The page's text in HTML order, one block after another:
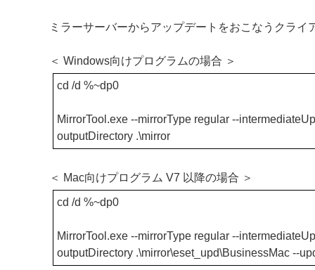
ミラーサーバーからアップデートをおこなうクラ
＜ Windows向けプログラムの場合 ＞
cd /d %~dp0
MirrorTool.exe --mirrorType regular --
outputDirectory .\mirror
＜ Mac向けプログラム V7 以降の場合 ＞
cd /d %~dp0
MirrorTool.exe --mirrorType regular --
outputDirectory .\mirror\eset_upd\BusinessMac --